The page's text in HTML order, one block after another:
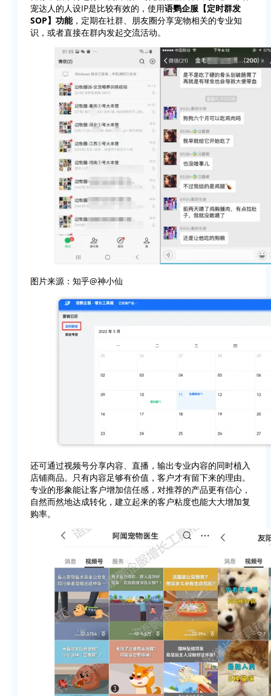
宠达人的人设IP是比较有效的，使用语鹦企服【定时群发
SOP】功能，定期在社群、朋友圈分享宠物相关的专业知
识，或者直接在群内发起交流活动。
图片来源：知乎@神小仙
还可通过视频号分享内容、直播，输出专业内容的同时植入
店铺商品。只有内容足够有价值，客户才有留下来的理由。
专业的形象能让客户增加信任感，对推荐的产品更有信心，
自然而然地达成转化，建立起来的客户粘度也能大大增加复
购率。